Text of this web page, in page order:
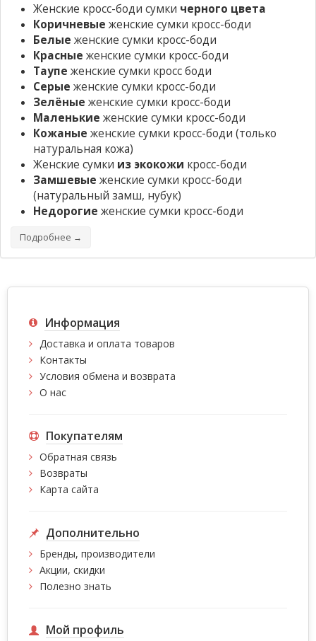
Женские кросс-боди сумки черного цвета
Коричневые женские сумки кросс-боди
Белые женские сумки кросс-боди
Красные женские сумки кросс-боди
Таупе женские сумки кросс боди
Серые женские сумки кросс-боди
Зелёные женские сумки кросс-боди
Маленькие женские сумки кросс-боди
Кожаные женские сумки кросс-боди (только
натуральная кожа)
Женские сумки из экокожи кросс-боди
Замшевые женские сумки кросс-боди
(натуральный замш, нубук)
Недорогие женские сумки кросс-боди
Подробнее →
Информация
Доставка и оплата товаров
Контакты
Условия обмена и возврата
О нас
Покупателям
Обратная связь
Возвраты
Карта сайта
Дополнительно
Бренды, производители
Акции, скидки
Полезно знать
Мой профиль